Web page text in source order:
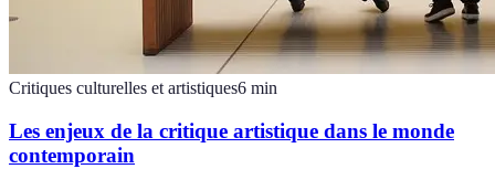
Critiques culturelles et artistiques6 min
Les enjeux de la critique artistique dans le monde
contemporain